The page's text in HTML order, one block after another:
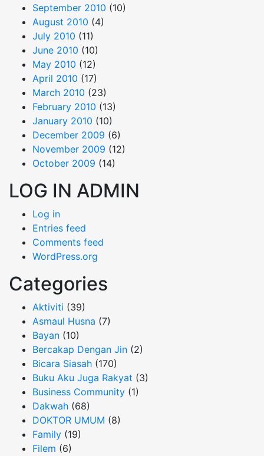
September 2010 (10)
August 2010 (4)
July 2010 (11)
June 2010 (10)
May 2010 (12)
April 2010 (17)
March 2010 (23)
February 2010 (13)
January 2010 (10)
December 2009 (6)
November 2009 (12)
October 2009 (14)
LOG IN ADMIN
Log in
Entries feed
Comments feed
WordPress.org
Categories
Aktiviti (39)
Asmaul Husna (7)
Bayan (10)
Bercakap Dengan Jin (2)
Bicara Siasah (170)
Buku Aku Juga Rakyat (3)
Business Community (1)
Dakwah (68)
DOKTOR UMUM (8)
Family (19)
Filem (6)